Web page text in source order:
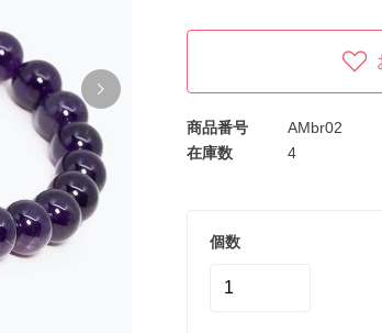
商品番号
AMbr02
在庫数
4
個数